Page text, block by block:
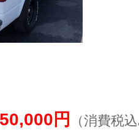
円 （消費税